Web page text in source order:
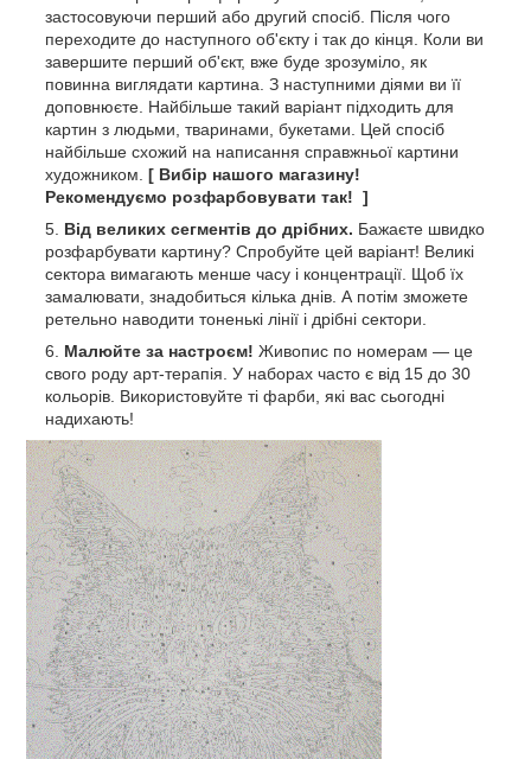
застосовуючи перший або другий спосіб. Після чого
переходите до наступного об'єкту і так до кінця. Коли ви
завершите перший об'єкт, вже буде зрозуміло, як
повинна виглядати картина. З наступними діями ви її
доповнюєте. Найбільше такий варіант підходить для
картин з людьми, тваринами, букетами. Цей спосіб
найбільше схожий на написання справжньої картини
художником. [ Вибір нашого магазину!
Рекомендуємо розфарбовувати так! ]
Від великих сегментів до дрібних. Бажаєте швидко
розфарбувати картину? Спробуйте цей варіант! Великі
сектора вимагають менше часу і концентрації. Щоб їх
замалювати, знадобиться кілька днів. А потім зможете
ретельно наводити тоненькі лінії і дрібні сектори.
Малюйте за настроєм! Живопис по номерам — це
свого роду арт-терапія. У наборах часто є від 15 до 30
кольорів. Використовуйте ті фарби, які вас сьогодні
надихають!